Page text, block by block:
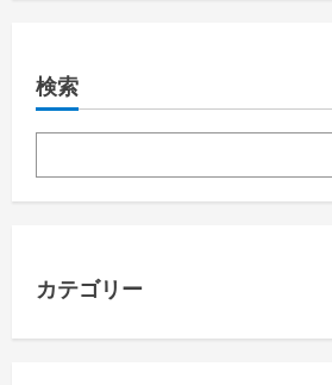
a
v
i
a
検索
カテゴリー